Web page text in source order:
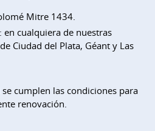
Mitre 1434.
en cualquiera de nuestras
Ciudad del Plata, Géant y Las
cumplen las condiciones para
renovación.​